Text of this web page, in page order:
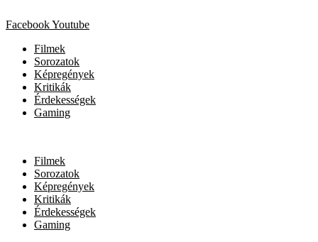
FacebookYoutube
Filmek
Sorozatok
Képregények
Kritikák
Érdekességek
Gaming
Filmek
Sorozatok
Képregények
Kritikák
Érdekességek
Gaming